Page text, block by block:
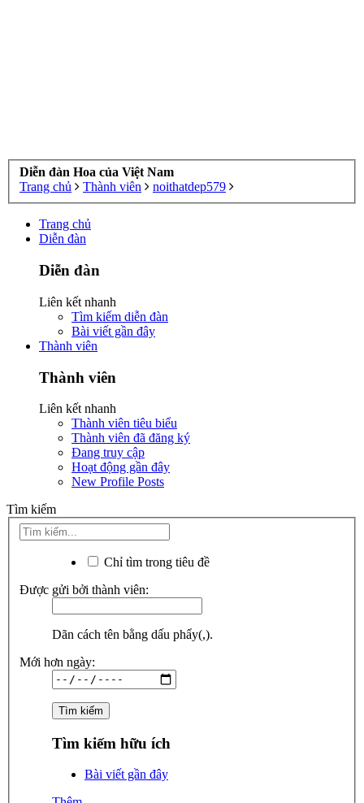
Diễn đàn Hoa của Việt Nam
Trang chủ
Thành viên noithatdep579
Trang chủ
Diễn đàn
Diễn đàn
Liên kết nhanh
Tìm kiếm diễn đàn
Bài viết gần đây
Thành viên
Thành viên
Liên kết nhanh
Thành viên tiêu biểu
Thành viên đã đăng ký
Đang truy cập
Hoạt động gần đây
New Profile Posts
Tìm kiếm
Chỉ tìm trong tiêu đề
Được gửi bởi thành viên:
Dãn cách tên bằng dấu phẩy(,).
Mới hơn ngày:
Tìm kiếm hữu ích
Bài viết gần đây